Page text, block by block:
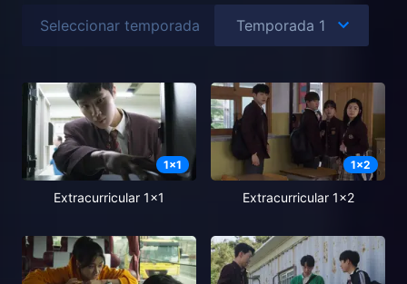
Seleccionar temporada
1x1
Extracurricular 1x1
1x2
Extracurricular 1x2